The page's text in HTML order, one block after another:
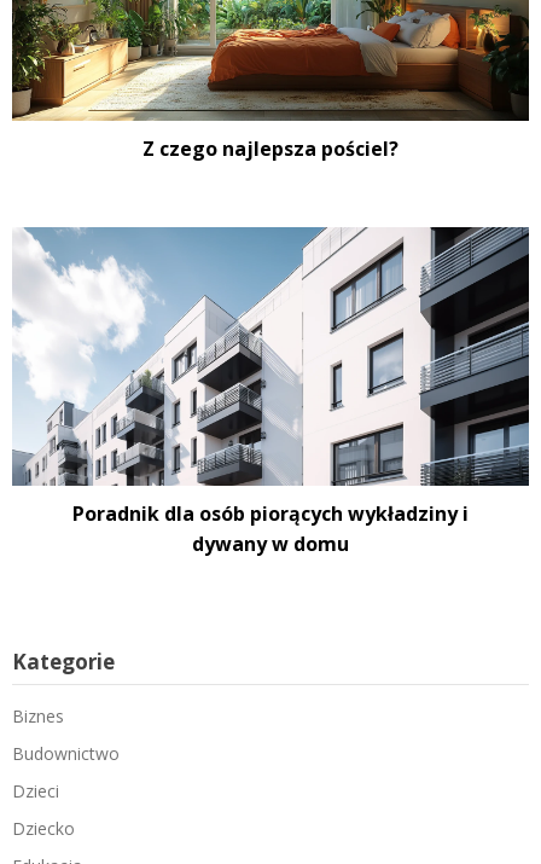
Z czego najlepsza pościel?
Poradnik dla osób piorących wykładziny i
dywany w domu
Kategorie
Biznes
Budownictwo
Dzieci
Dziecko